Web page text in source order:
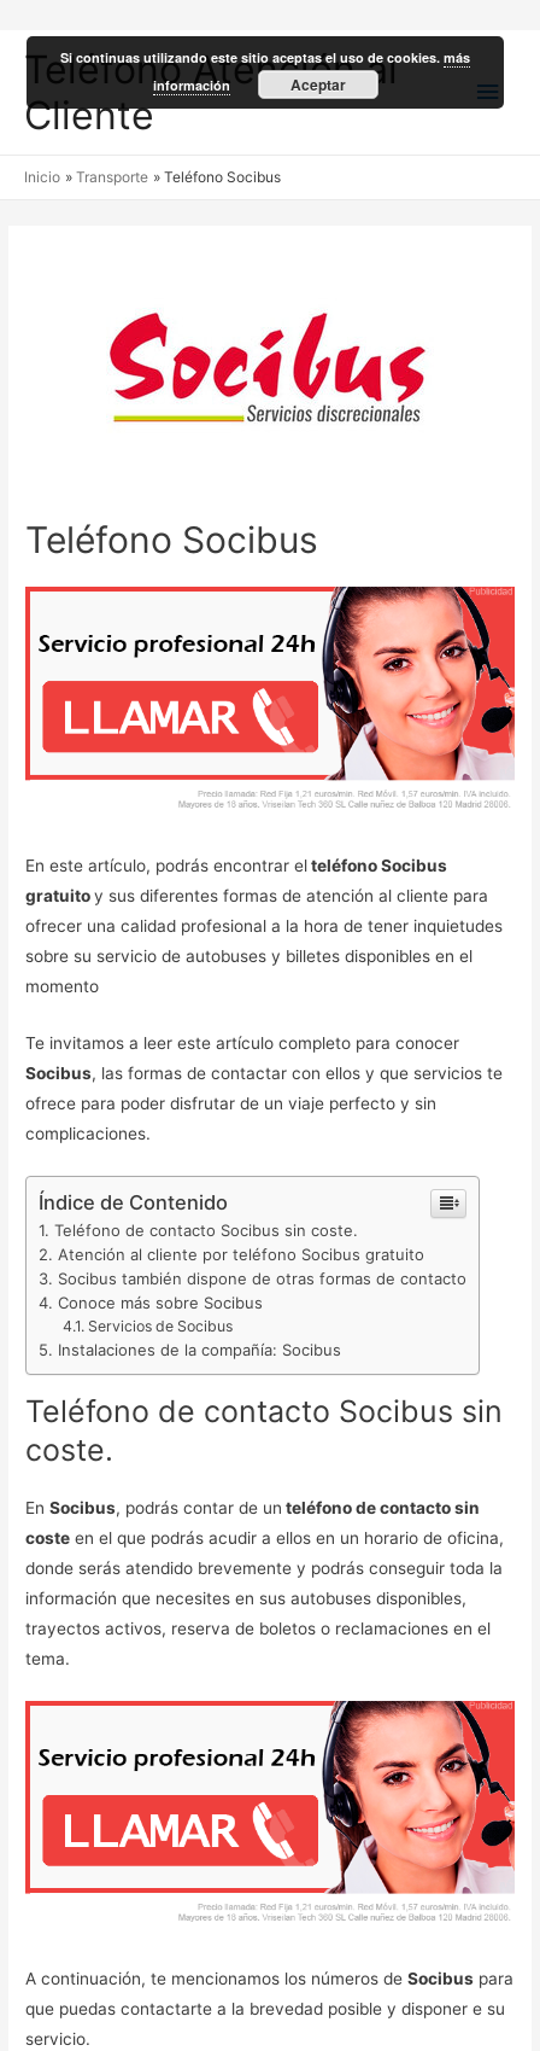
Teléfono Atención al
Cliente
Inicio Transporte Teléfono Socibus
Teléfono Socibus
En este artículo, podrás encontrar elteléfono Socibus
gratuitoy sus diferentes formas de atención al cliente para
ofrecer una calidad profesional a la hora de tener inquietudes
sobre su servicio de autobuses y billetes disponibles en el
momento
Te invitamos a leer este artículo completo para conocer
Socibus, las formas de contactar con ellos y que servicios te
ofrece para poder disfrutar de un viaje perfecto y sin
complicaciones.
Índice de Contenido
Teléfono de contacto Socibus sin coste.
Atención al cliente por teléfono Socibus gratuito
Socibus también dispone de otras formas de contacto
Conoce más sobre Socibus
Servicios de Socibus
Instalaciones de la compañía: Socibus
Teléfono de contacto Socibus sin
coste.
EnSocibus, podrás contar de un teléfono de contacto sin
coste en el que podrás acudir a ellos en un horario de oficina,
donde serás atendido brevemente y podrás conseguir toda la
información que necesites en sus autobuses disponibles,
trayectos activos, reserva de boletos o reclamaciones en el
tema.
A continuación, te mencionamos los números deSocibus para
que puedas contactarte a la brevedad posible y disponer e su
servicio.
Si continuas utilizando este sitio aceptas el uso de cookies.más
información
Aceptar